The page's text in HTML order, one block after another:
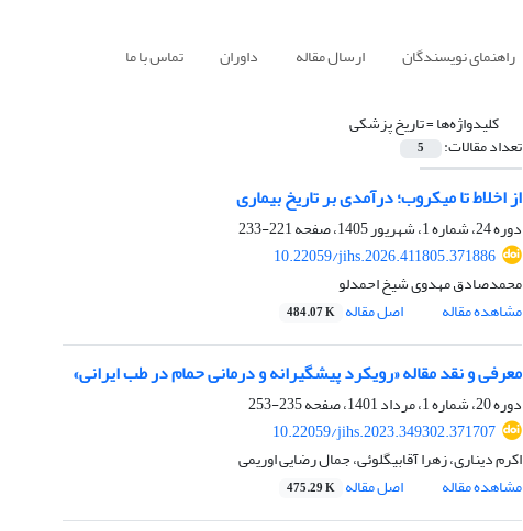
راهنمای نویسندگان ارسال مقاله داوران تماس با ما
کلیدواژه‌ها =تاریخ پزشکی
تعداد مقالات: 5
از اخلاط تا میکروب؛ درآمدی بر تاریخ بیماری
دوره 24، شماره 1، شهریور 1405، صفحه
221-233
10.22059/jihs.2026.411805.371886
محمدصادق مهدوی شیخ احمدلو
مشاهده مقاله
اصل مقاله 484.07 K
معرفی و نقد مقاله «رویکرد پیشگیرانه و درمانی حمام در طب ایرانی»
دوره 20، شماره 1، مرداد 1401، صفحه
235-253
10.22059/jihs.2023.349302.371707
اکرم دیناری، زهرا آقابیگلوئی، جمال رضایی اوریمی
مشاهده مقاله
اصل مقاله 475.29 K